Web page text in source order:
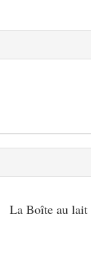
La Boîte au lait